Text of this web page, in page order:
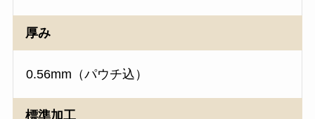
厚み
0.56mm（パウチ込）
標準加工